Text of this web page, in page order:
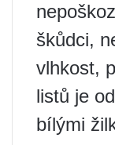
škůdci,
vlhkost,
listů je
bílými